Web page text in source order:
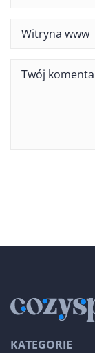
KATEGORIE